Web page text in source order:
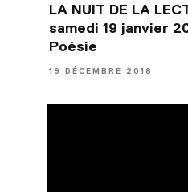
LA NUIT DE LA
samedi 19 janvier
Poésie
19 DÉCEMBRE 2018